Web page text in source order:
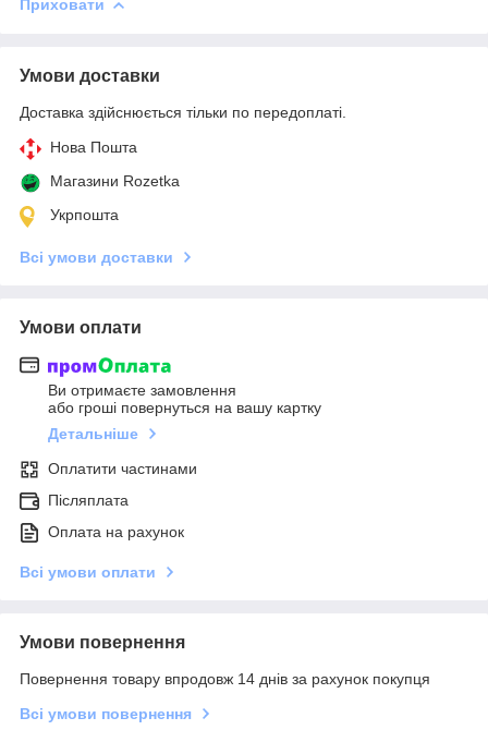
Приховати
Умови доставки
Доставка здійснюється тільки по передоплаті.
Нова Пошта
Магазини Rozetka
Укрпошта
Всі умови доставки
Умови оплати
Ви отримаєте замовлення
або гроші повернуться на вашу картку
Детальніше
Оплатити частинами
Післяплата
Оплата на рахунок
Всі умови оплати
Умови повернення
Повернення товару впродовж 14 днів за рахунок покупця
Всі умови повернення